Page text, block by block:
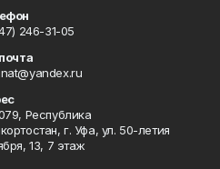
246-31-05
Республика
г. Уфа, ул. 50-летия
13, 7 этаж